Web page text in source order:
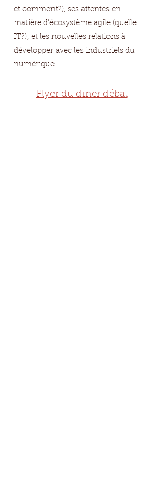
et comment?), ses attentes en
matière d’écosystème agile (quelle
IT?), et les nouvelles relations à
développer avec les industriels du
numérique.
Flyer du diner débat